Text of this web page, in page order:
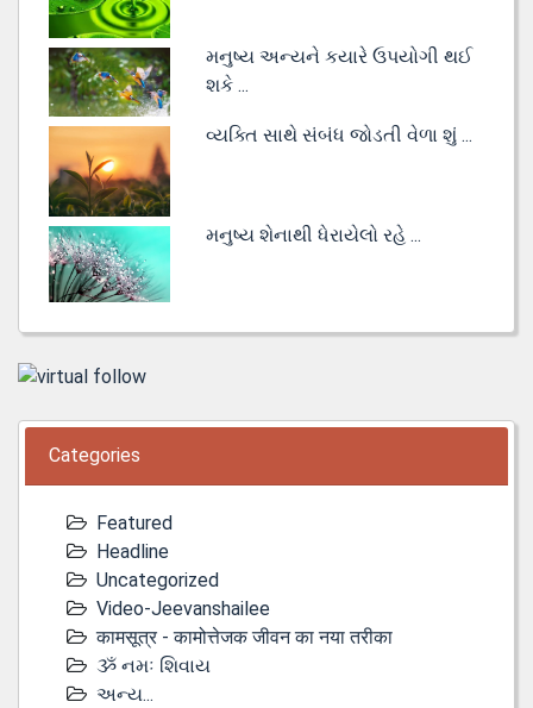
મનુષ્ય અન્યને કયારે ઉપયોગી થઈ
શકે ...
વ્યક્તિ સાથે સંબંધ જોડતી વેળા શું ...
મનુષ્ય શેનાથી ધેરાયેલો રહે ...
Categories
Featured
Headline
Uncategorized
Video-Jeevanshailee
कामसूत्र - कामोत्तेजक जीवन का नया तरीका
ૐ નમઃ શિવાય
અન્ય...